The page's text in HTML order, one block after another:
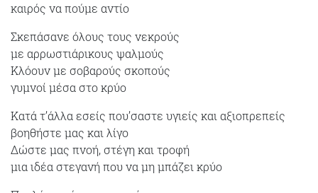
καιρός να πούμε αντίο
Σκεπάσανε όλους τους νεκρούς
με αρρωστιάρικους ψαλμούς
Κλόουν με σοβαρούς σκοπούς
γυμνοί μέσα στο κρύο
Κατά τ’άλλα εσείς που’σαστε υγιείς και αξιοπρεπείς
βοηθήστε μας και λίγο
Δώστε μας πνοή, στέγη και τροφή
μια ιδέα στεγανή που να μη μπάζει κρύο